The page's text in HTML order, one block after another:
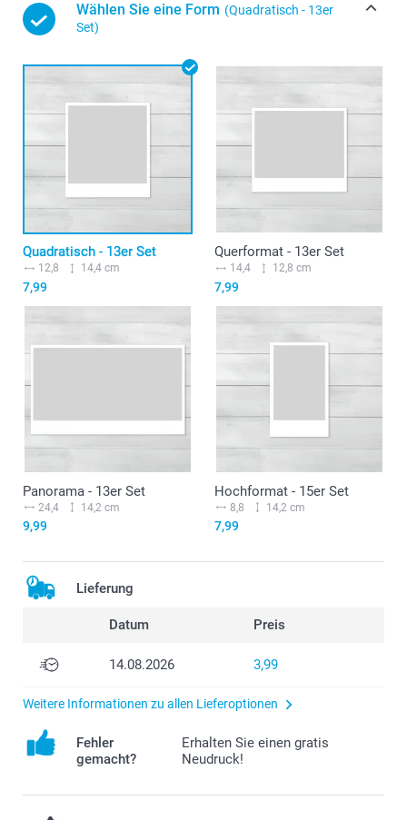
Wählen Sie eine Form (Quadratisch - 13er
Set)
Quadratisch - 13er Set
12,8 14,4 cm
7,99
Querformat - 13er Set
14,4 12,8 cm
7,99
Panorama - 13er Set
24,4 14,2 cm
9,99
Hochformat - 15er Set
8,8 14,2 cm
7,99
Lieferung
Datum Preis
14.08.2026 3,99
Weitere Informationen zu allen Lieferoptionen
Fehler
gemacht?
Erhalten Sie einen gratis
Neudruck!